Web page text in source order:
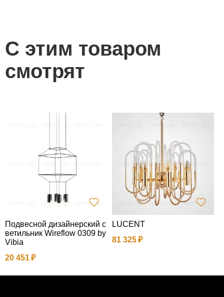
С этим товаром
смотрят
Подвесной дизайнерский с
ветильник Wireflow 0309 by
Vibia
20 451
LUCENT
81 325